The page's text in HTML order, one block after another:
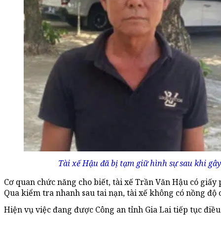
Tài xế Hậu đã bị tạm giữ hình sự sau khi
Cơ quan chức năng cho biết, tài xế Trần Văn Hậu có
Qua kiểm tra nhanh sau tai nạn, tài xế không có nồng
Hiện vụ việc đang được Công an tỉnh Gia Lai tiếp tục